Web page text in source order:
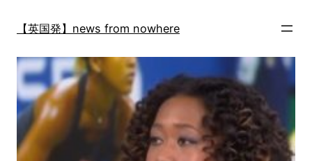
【英国発】news from nowhere